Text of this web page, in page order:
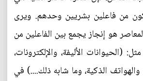
من فاعلين بشريين وحدهم. ويرى
هو إنجاز يجمع بين الفاعلين من
(الحيوانات الأليفة، والإلكترونات،
والهواتف الذكية، وما شابه ذلك....) في